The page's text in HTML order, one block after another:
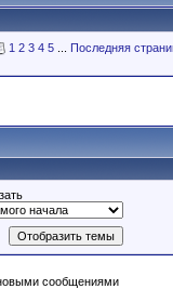
1 2 3 4 5
Последняя
сообщениями